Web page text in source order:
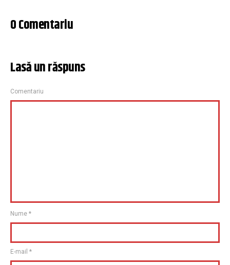
0 Comentariu
Lasă un răspuns
Comentariu
Nume *
E-mail *